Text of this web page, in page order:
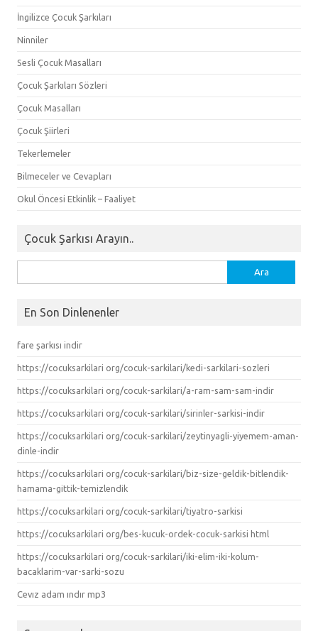
İngilizce Çocuk Şarkıları
Ninniler
Sesli Çocuk Masalları
Çocuk Şarkıları Sözleri
Çocuk Masalları
Çocuk Şiirleri
Tekerlemeler
Bilmeceler ve Cevapları
Okul Öncesi Etkinlik – Faaliyet
Çocuk Şarkısı Arayın..
En Son Dinlenenler
fare şarkısı indir
https://cocuksarkilari org/cocuk-sarkilari/kedi-sarkilari-sozleri
https://cocuksarkilari org/cocuk-sarkilari/a-ram-sam-sam-indir
https://cocuksarkilari org/cocuk-sarkilari/sirinler-sarkisi-indir
https://cocuksarkilari org/cocuk-sarkilari/zeytinyagli-yiyemem-aman-
dinle-indir
https://cocuksarkilari org/cocuk-sarkilari/biz-size-geldik-bitlendik-
hamama-gittik-temizlendik
https://cocuksarkilari org/cocuk-sarkilari/tiyatro-sarkisi
https://cocuksarkilari org/bes-kucuk-ordek-cocuk-sarkisi html
https://cocuksarkilari org/cocuk-sarkilari/iki-elim-iki-kolum-
bacaklarim-var-sarki-sozu
Cevız adam ındır mp3